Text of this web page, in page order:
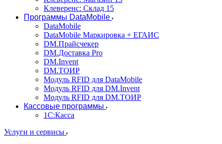
Клеверенс: Склад 15
Программы DataMobile
DataMobile
DataMobile Маркировка + ЕГАИС
DM.Прайсчекер
DM.Доставка Pro
DM.Invent
DM.ТОИР
Модуль RFID для DataMobile
Модуль RFID для DM.Invent
Модуль RFID для DM.ТОИР
Кассовые программы
1С:Касса
Услуги и сервисы